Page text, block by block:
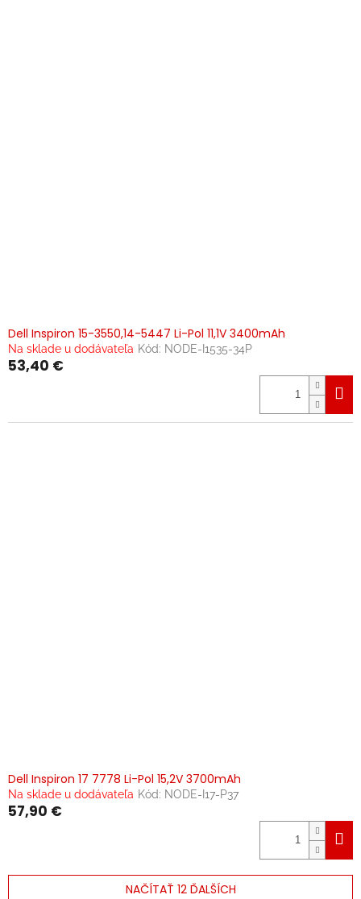
Dell Inspiron 15-3550,14-5447 Li-Pol 11,1V 3400mAh
Na sklade u dodávateľa Kód: NODE-I1535-34P
53,40 €
Dell Inspiron 17 7778 Li-Pol 15,2V 3700mAh
Na sklade u dodávateľa Kód: NODE-I17-P37
57,90 €
NAČÍTAŤ 12 ĎALŠÍCH